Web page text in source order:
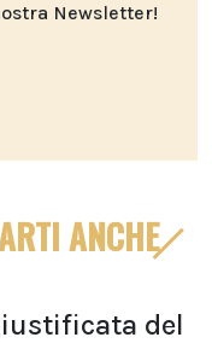
Newsletter!
ANCHE
del